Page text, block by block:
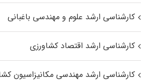
کارشناسی ارشد علوم و مهندسی باغبانی
کارشناسی ارشد اقتصاد کشاورزی
کارشناسی ارشد مهندسی مکانیزاسیون